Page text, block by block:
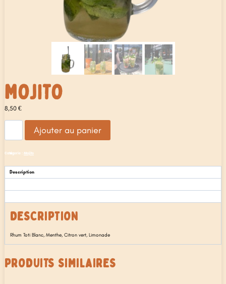
MOJITO
8,50 €
Mojito
Ajouter au panier
Catégorie : Mojito
Description
DESCRIPTION
Rhum Toti Blanc, Menthe, Citron vert, Limonade
PRODUITS SIMILAIRES